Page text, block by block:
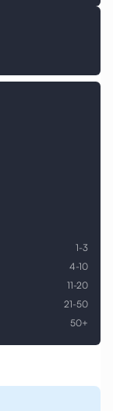
1-3
4-10
11-20
21-50
50+